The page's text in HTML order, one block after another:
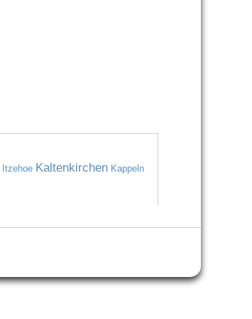
Itzehoe Kaltenkirchen Kappeln